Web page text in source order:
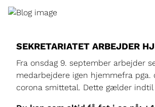
SEKRETARIATET ARBEJDER
Fra onsdag 9. september arbejder
medarbejdere igen hjemmefra pga.
corona smittetal. Dette gælder indtil